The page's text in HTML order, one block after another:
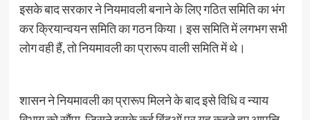
इसके बाद सरकार ने नियमावली बनाने के लिए गठित समिति का भंग
कर क्रियान्वयन समिति का गठन किया। इस समिति में लगभग सभी
लोग वही हैं, तो नियमावली का प्रारूप वाली समिति में थे।
शासन ने नियमावली का प्रारूप मिलने के बाद इसे विधि व न्याय